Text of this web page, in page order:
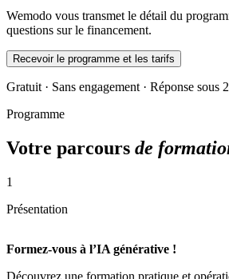
Wemodo vous transmet le détail du
questions sur le financement.
Recevoir le programme et les tarifs
Gratuit · Sans engagement · Réponse sous
Programme
Votre parcours de
1
Présentation
Formez-vous à l’IA générative !
Découvrez une formation pratique et